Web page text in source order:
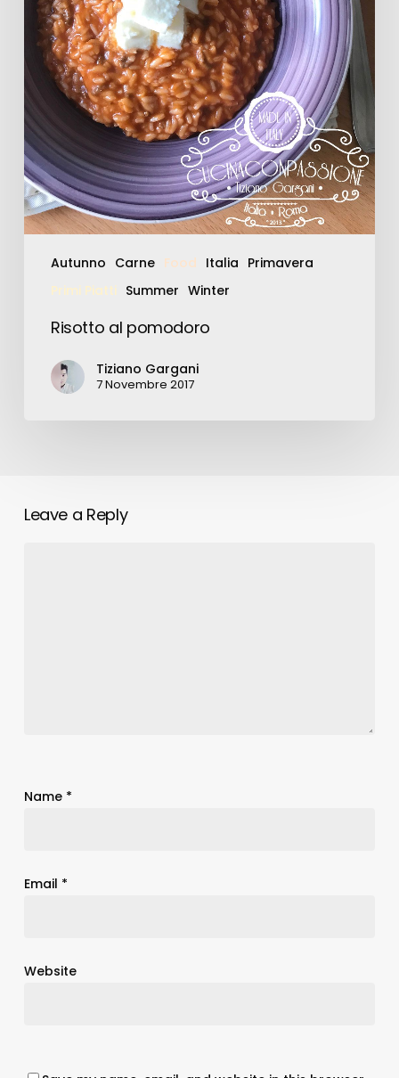
Autunno Carne Food Italia Primavera
Primi Piatti Summer Winter
Risotto al pomodoro
Tiziano Gargani
7 Novembre 2017
Leave a Reply
Name *
Email *
Website